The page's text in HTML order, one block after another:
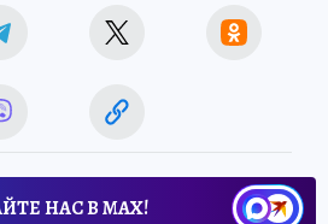
НАС В МАХ!